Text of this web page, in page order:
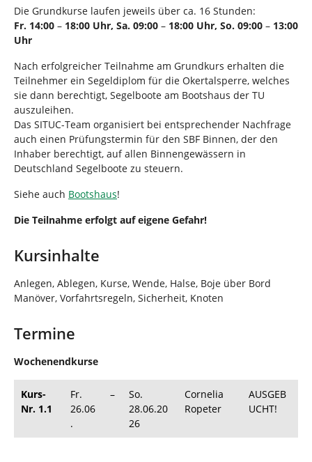
h
i
e
r
:
Die Grundkurse laufen jeweils über ca. 16 Stunden:
Fr. 14:00 – 18:00 Uhr, Sa. 09:00 – 18:00 Uhr, So. 09:00 – 13:00
Uhr
Nach erfolgreicher Teilnahme am Grundkurs erhalten die
Teilnehmer ein Segeldiplom für die Okertalsperre, welches
sie dann berechtigt, Segelboote am Bootshaus der TU
auszuleihen.
Das SITUC-Team organisiert bei entsprechender Nachfrage
auch einen Prüfungstermin für den SBF Binnen, der den
Inhaber berechtigt, auf allen Binnengewässern in
Deutschland Segelboote zu steuern.
Siehe auch Bootshaus!
Die Teilnahme erfolgt auf eigene Gefahr!
Kursinhalte
Anlegen, Ablegen, Kurse, Wende, Halse, Boje über Bord
Manöver, Vorfahrtsregeln, Sicherheit, Knoten
Termine
Wochenendkurse
Kurs-
Nr. 1.1
Fr.
26.06
.
–
So.
28.06.20
26
Cornelia
Ropeter
AUSGEB
UCHT!